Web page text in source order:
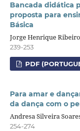
Bancada didática
proposta para
Básica
Jorge Henrique
239-253
PDF
Para amar e
da dança com o
Andresa Silveira
254-274